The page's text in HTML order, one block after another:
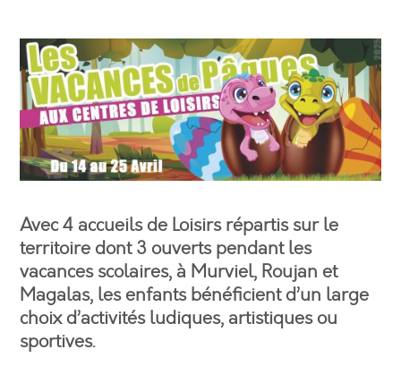
Avec 4 accueils de Loisirs répartis sur le
territoire dont 3 ouverts pendant les
vacances scolaires, à Murviel, Roujan et
Magalas, les enfants bénéficient d’un large
choix d’activités ludiques, artistiques ou
sportives.